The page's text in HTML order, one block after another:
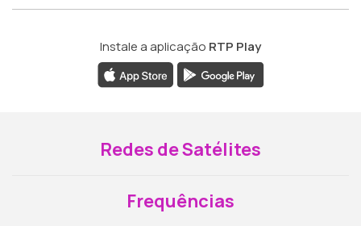
Instale a aplicação RTP Play
Redes de Satélites
Frequências